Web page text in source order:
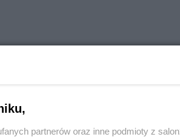
Salonu.
partnerów oraz inne podmioty z